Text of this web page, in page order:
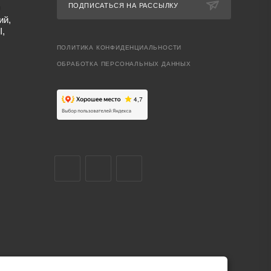
ПОДПИСАТЬСЯ НА РАССЫЛКУ
ПОЛИТИКА КОНФИДЕНЦИАЛЬНОСТИ
ОБРАБОТКА ПЕРСОНАЛЬНЫХ ДАННЫХ